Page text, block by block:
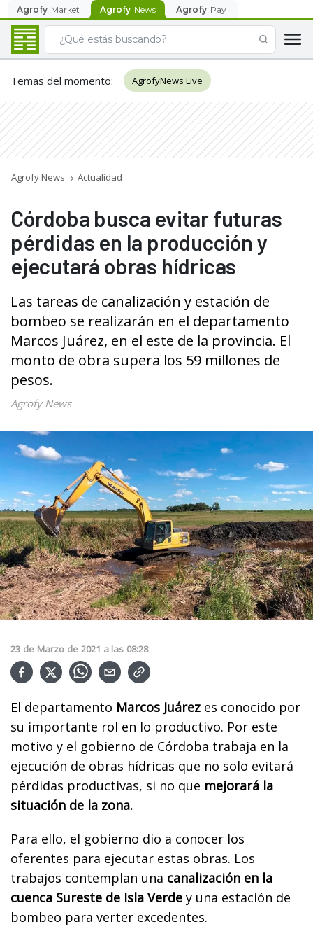
Agrofy Market Agrofy News Agrofy Pay
Temas del momento: AgrofyNews Live
Agrofy News Actualidad
Córdoba busca evitar futuras
pérdidas en la producción y
ejecutará obras hídricas
Las tareas de canalización y estación de
bombeo se realizarán en el departamento
Marcos Juárez, en el este de la provincia. El
monto de obra supera los 59 millones de
pesos.
Agrofy News
23 de Marzo de 2021 a las 08:28
El departamento Marcos Juárez es conocido por
su importante rol en lo productivo. Por este
motivo y el gobierno de Córdoba trabaja en la
ejecución de obras hídricas que no solo evitará
pérdidas productivas, si no que mejorará la
situación de la zona.
Para ello, el gobierno dio a conocer los
oferentes para ejecutar estas obras. Los
trabajos contemplan una canalización en la
cuenca Sureste de Isla Verde y una estación de
bombeo para verter excedentes.